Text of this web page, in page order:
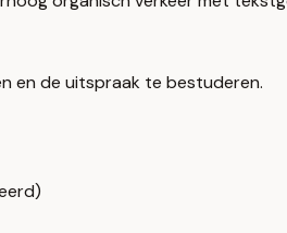
en de uitspraak te bestuderen.